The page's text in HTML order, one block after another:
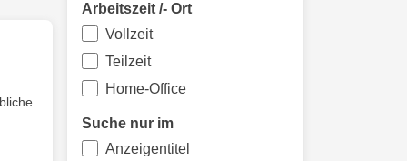
Arbeitszeit /- Ort
Vollzeit
Teilzeit
Home-Office
Suche nur im
Anzeigentitel